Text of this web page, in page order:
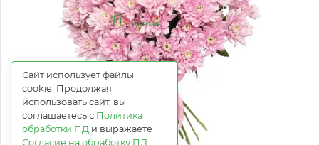
Сайт использует файлы
cookie. Продолжая
использовать сайт, вы
соглашаетесь с Политика
обработки ПД и выражаете
Согласие на обработку ПД